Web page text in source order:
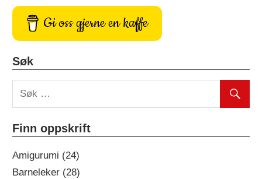
Gi oss gjerne en kaffe
Søk
Finn oppskrift
Amigurumi (24)
Barneleker (28)